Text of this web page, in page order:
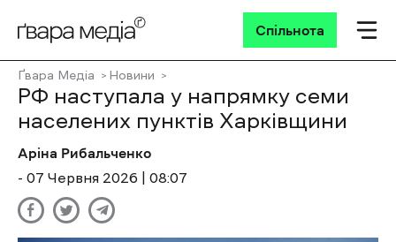
Спільнота
Ґвара Медіа Новини
РФ наступала у напрямку семи
населених пунктів Харківщини
Аріна Рибальченко
- 07 Червня 2026 | 08:07